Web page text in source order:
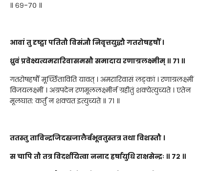
॥ ६९-७० ॥
आवां तु दृष्ट्वा पतितौ विसंज्ञौ निवृत्तयुद्धौ गतरोषहर्षौ ।
ध्रुवं प्रवेक्ष्यत्यमरारिवासमसौ समादाय रणाग्रलक्ष्मीम् ॥ ७१ ॥
गतरोषहर्षौ मूर्च्छिताविति यावत् । अमरारिवासं लङ्कां । रणाग्रलक्ष्मीं
विजयलक्ष्मीं । अग्रपदेन रणमूललक्ष्मीर्न ग्रहीतुं शक्येत्युच्यते । एतेन
मूलघात: कर्तुं न शक्यत इत्युच्यते ॥ ७१ ॥
ततस्तु ताविन्द्रजिदस्रजालैर्बभूवतुस्तत्र तथा विशस्तौ ।
स चापि तौ तत्र विदर्शयित्वा ननाद हर्षायुधि राक्षसेन्द्रः ॥ ७२ ॥